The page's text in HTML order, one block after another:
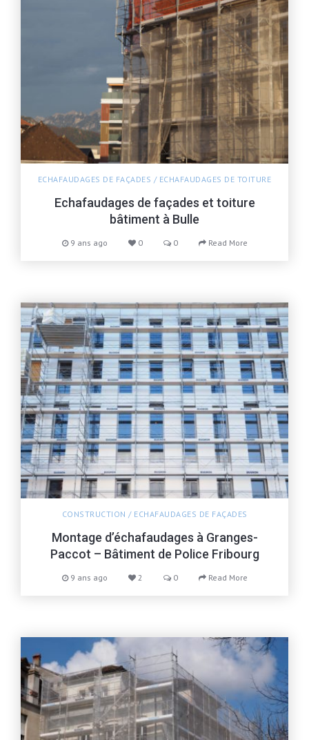
ECHAFAUDAGES DE FAÇADES / ECHAFAUDAGES DE TOITURE
Echafaudages de façades et toiture
bâtiment à Bulle
9 ans ago 0 0 Read More
CONSTRUCTION / ECHAFAUDAGES DE FAÇADES
Montage d’échafaudages à Granges-
Paccot – Bâtiment de Police Fribourg
9 ans ago 2 0 Read More